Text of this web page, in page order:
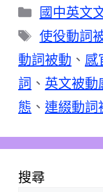
分
類
國中英文
標
籤
使役動詞
動詞被動 、 感
詞 、 英文被動
態 、 連綴動詞
搜尋